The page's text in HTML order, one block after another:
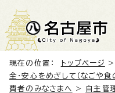
現在の位置： トップページ
全・安心をめざして（なごや
費者のみなさまへ
> 自主管